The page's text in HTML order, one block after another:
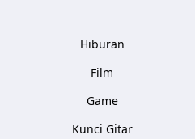
Hiburan
Film
Game
Kunci Gitar